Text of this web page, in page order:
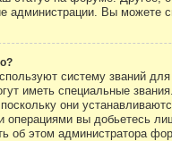
администрации. Вы можете
систему званий
иметь специальные
они
вы добьетесь
об этом администратора